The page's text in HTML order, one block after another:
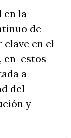
en la
de
clave en el
en estos
a
del
y